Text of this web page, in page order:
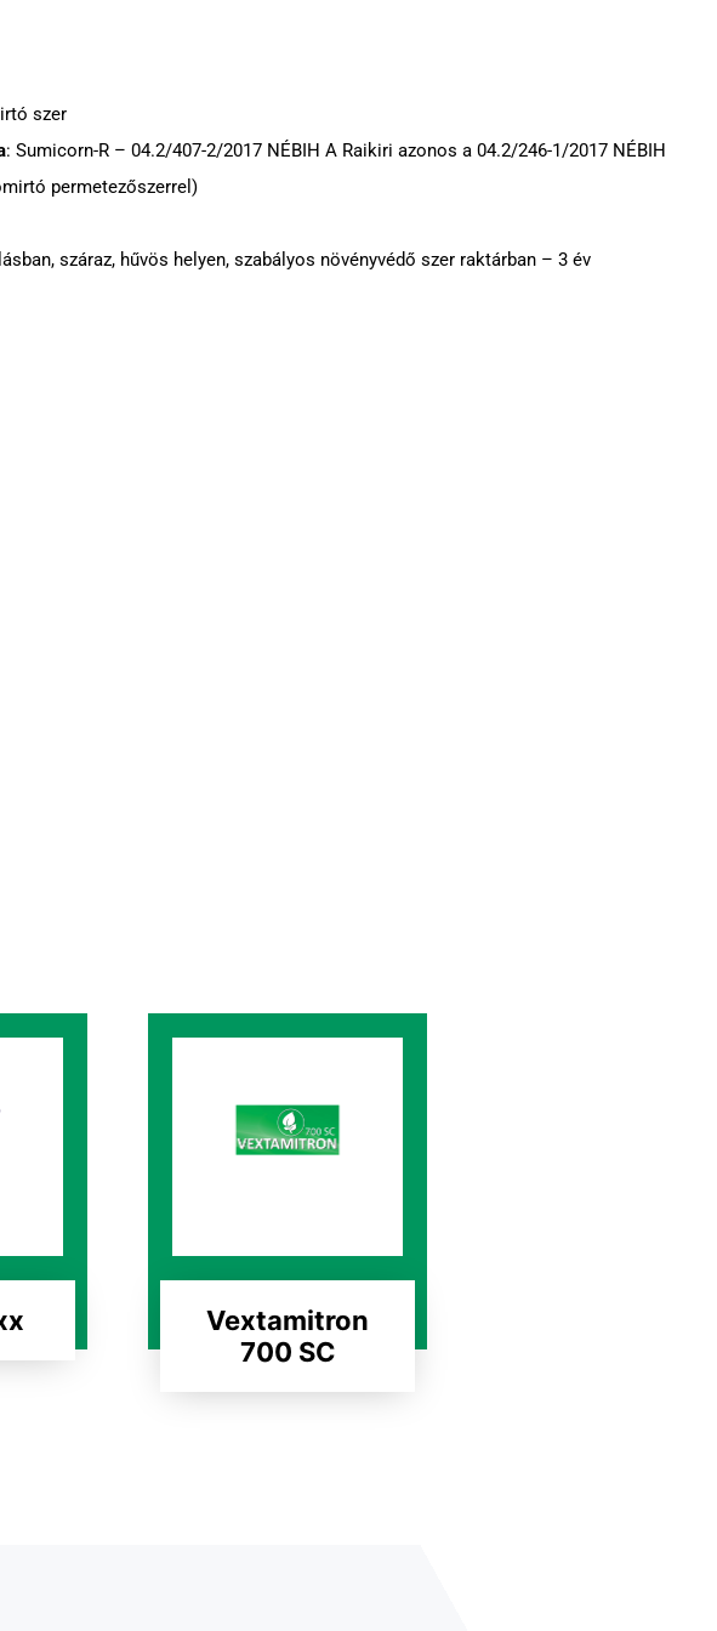
szer
: Sumicorn-R – 04.2/407-2/2017 NÉBIH A Raikiri azonos a 04.2/246-1/2017 NÉBIH
permetezőszerrel)
száraz, hűvös helyen, szabályos növényvédő szer raktárban – 3 év
Vextamitron
700 SC